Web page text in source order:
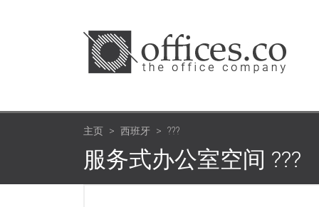
主页 西班牙 ???
服务式办公室空间 ???